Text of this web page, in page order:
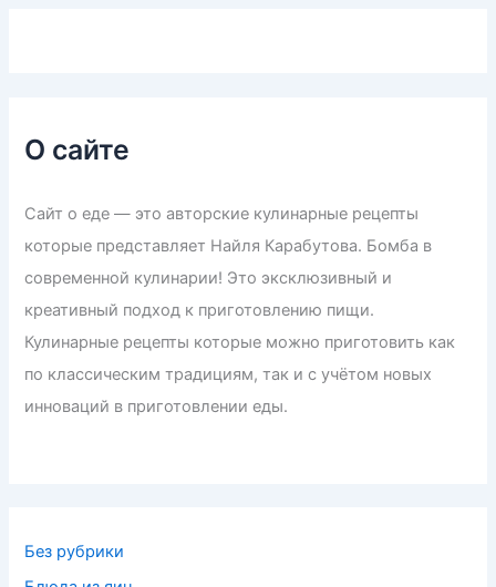
О сайте
Сайт о еде — это авторские кулинарные рецепты
которые представляет Найля Карабутова. Бомба в
современной кулинарии! Это эксклюзивный и
креативный подход к приготовлению пищи.
Кулинарные рецепты которые можно приготовить как
по классическим традициям, так и с учётом новых
инноваций в приготовлении еды.
Без рубрики